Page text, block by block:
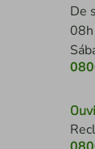
De